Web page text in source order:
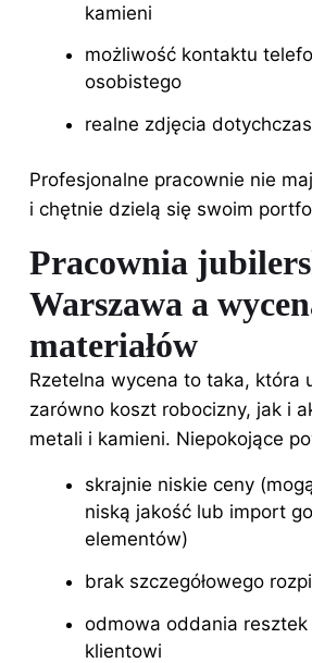
kamieni
możliwość kontaktu
osobistego
realne zdjęcia
Profesjonalne pracownie nie
i chętnie dzielą się swoim
Pracownia
Warszawa a
materiałów
Rzetelna wycena to taka, która
zarówno koszt robocizny, jak i
metali i kamieni. Niepokojące
skrajnie niskie ceny
niską jakość lub import
elementów)
brak szczegółowego
odmowa oddania resztek
klientowi